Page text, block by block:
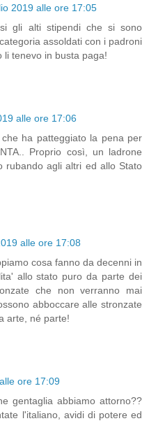
2019 alle ore 17:05
gli alti stipendi che si sono
assoldati con i padroni
li tenevo in busta paga!
alle ore 17:06
ha patteggiato la pena per
Proprio così, un ladrone
rubando agli altri ed allo Stato
alle ore 17:08
cosa fanno da decenni in
allo stato puro da parte dei
che non verranno mai
abboccare alle stronzate
arte, né parte!
ore 17:09
gentaglia abbiamo attorno??
l'italiano, avidi di potere ed